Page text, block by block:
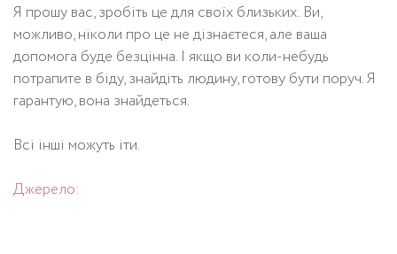
Я прошу вас, зробіть це для своїх близьких. Ви,
можливо, ніколи про це не дізнаєтеся, але ваша
допомога буде безцінна. І якщо ви коли-небудь
потрапите в біду, знайдіть людину, готову бути поруч. Я
гарантую, вона знайдеться.
Всі інші можуть іти.
Джерело: